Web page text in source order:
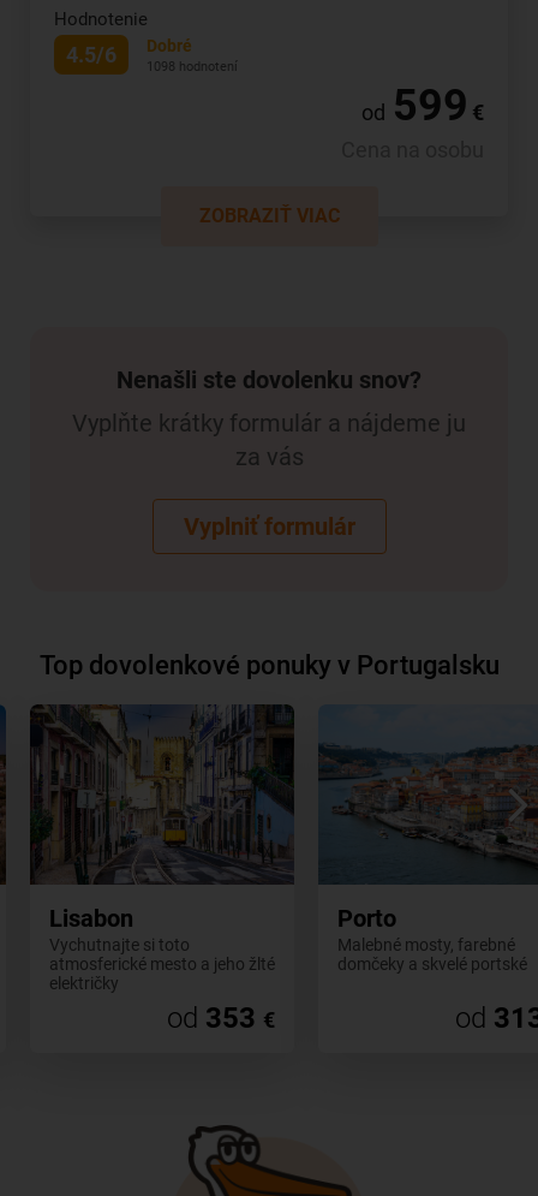
Hodnotenie
4.5/6 Dobré
1098 hodnotení
od 599 €
ZOBRAZIŤ VIAC
Nenašli ste dovolenku snov?
Vyplňte krátky formulár a nájdeme ju
za vás
Vyplniť formulár
Top dovolenkové ponuky v Portugalsku
Lisabon
Vychutnajte si toto
atmosferické mesto a jeho žlté
električky
od 353 €
Porto
Malebné mosty, farebné
domčeky a skvelé portské
od